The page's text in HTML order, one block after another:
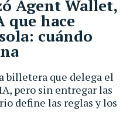
billetera que delega el
pero sin entregar las
define las reglas y los
Agent Wallet,
que hace
cuándo